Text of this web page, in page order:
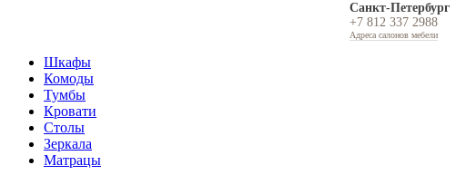
Санкт-Петербург
+7 812 337 2988
Адреса салонов мебели
Шкафы
Комоды
Тумбы
Кровати
Столы
Зеркала
Матрацы